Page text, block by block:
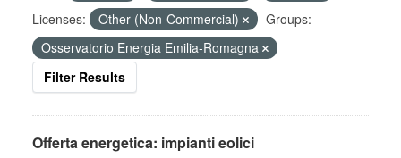
Licenses:
Other (Non-Commercial)
Groups:
Osservatorio Energia Emilia-Romagna
Filter Results
Offerta energetica: impianti eolici